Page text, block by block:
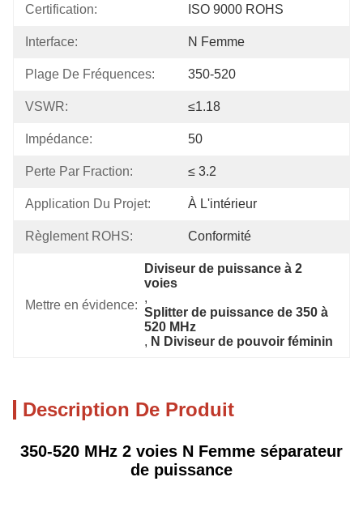
Certification: ISO 9000 ROHS
Interface: N Femme
Plage De Fréquences: 350-520
VSWR: ≤1.18
Impédance: 50
Perte Par Fraction: ≤ 3.2
Application Du Projet: À L'intérieur
Règlement ROHS: Conformité
Mettre en évidence:
Diviseur de puissance à 2
voies
,
Splitter de puissance de 350 à
520 MHz
, N Diviseur de pouvoir féminin
Description De Produit
350-520 MHz 2 voies N Femme séparateur
de puissance